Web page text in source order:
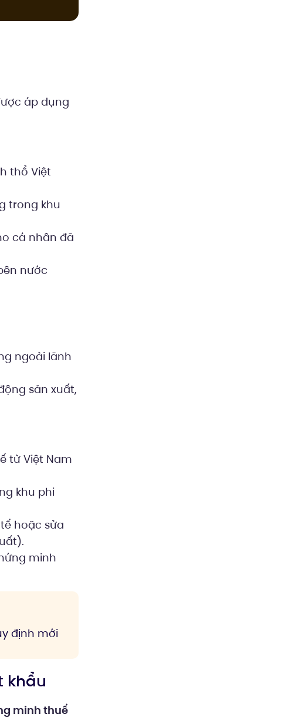
áp dụng
thổ Việt
trong khu
cá nhân đã
nước
ngoài lãnh
sản xuất,
từ Việt Nam
khu phi
hoặc sửa
minh
định mới
khẩu
minh thuế